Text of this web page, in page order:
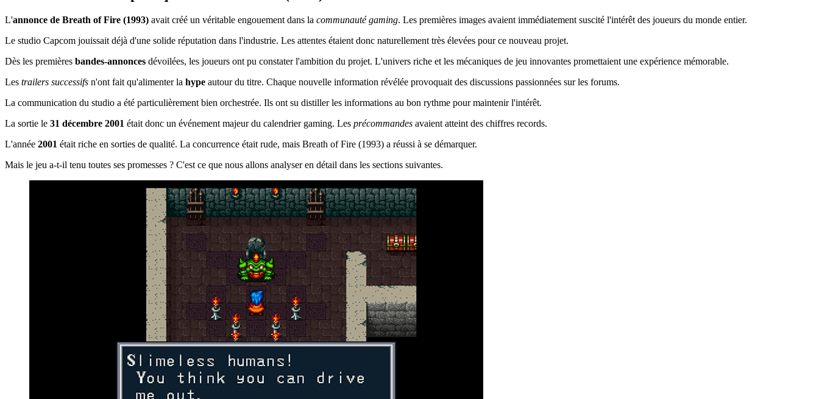
L'annonce de Breath of Fire (1993) avait créé un véritable engouement dans la communauté gaming. Les premières images avaient immédiatement suscité l'intérêt des joueurs du monde entier.
Le studio Capcom jouissait déjà d'une solide réputation dans l'industrie. Les attentes étaient donc naturellement très élevées pour ce nouveau projet.
Dès les premières bandes-annonces dévoilées, les joueurs ont pu constater l'ambition du projet. L'univers riche et les mécaniques de jeu innovantes promettaient une expérience mémorable.
Les trailers successifs n'ont fait qu'alimenter la hype autour du titre. Chaque nouvelle information révélée provoquait des discussions passionnées sur les forums.
La communication du studio a été particulièrement bien orchestrée. Ils ont su distiller les informations au bon rythme pour maintenir l'intérêt.
La sortie le 31 décembre 2001 était donc un événement majeur du calendrier gaming. Les précommandes avaient atteint des chiffres records.
L'année 2001 était riche en sorties de qualité. La concurrence était rude, mais Breath of Fire (1993) a réussi à se démarquer.
Mais le jeu a-t-il tenu toutes ses promesses ? C'est ce que nous allons analyser en détail dans les sections suivantes.